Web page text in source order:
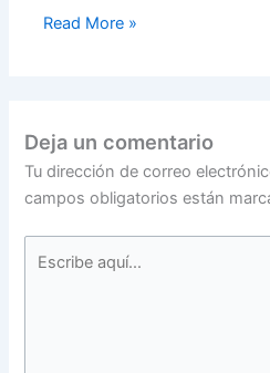
Read More »
Deja un comentario
Tu dirección de correo
campos obligatorios están
aquí...